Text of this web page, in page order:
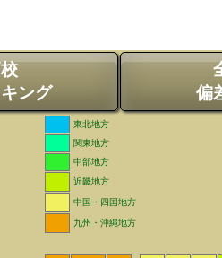
ング
偏
東北地方
関東地方
中部地方
近畿地方
中国・四国地方
九州・沖縄地方